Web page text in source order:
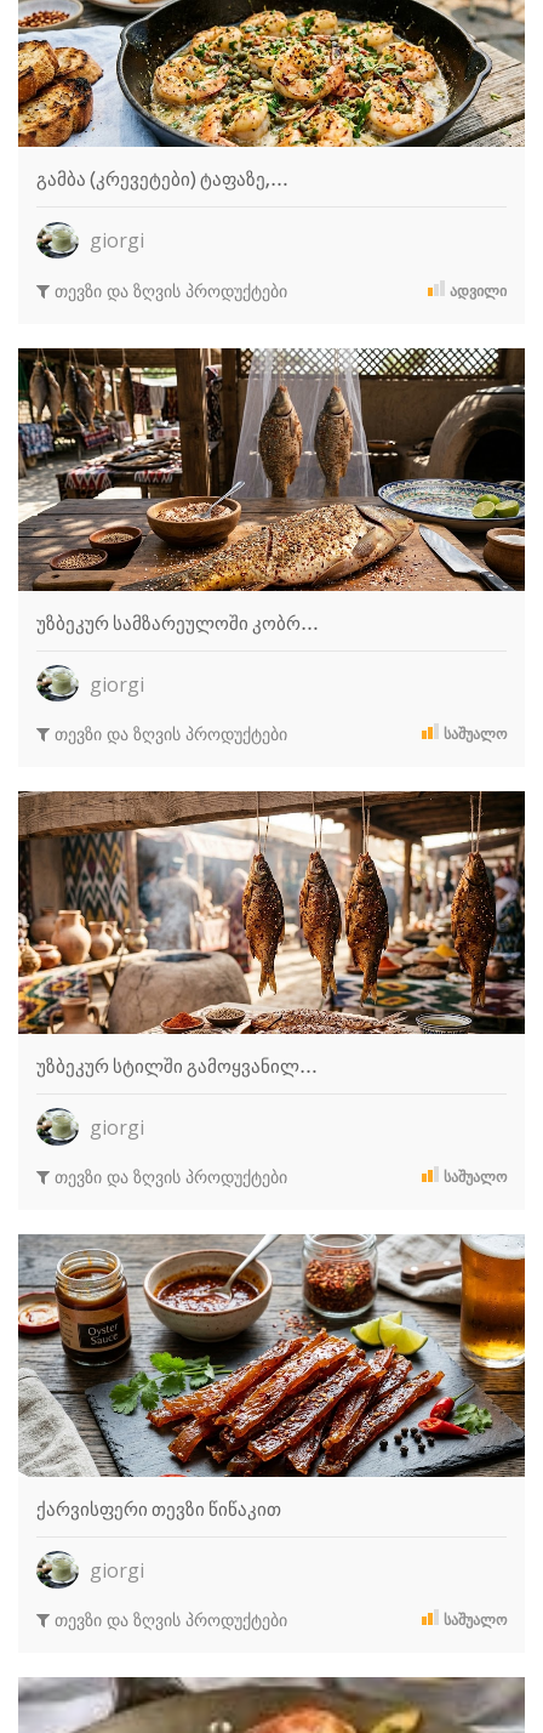
გამბა (კრევეტები) ტაფაზე,…
giorgi
თევზი და ზღვის პროდუქტები ᲐᲓᲕᲘᲚᲘ
უზბეკურ სამზარეულოში კობრ…
giorgi
თევზი და ზღვის პროდუქტები ᲡᲐᲨᲣᲐᲚᲝ
უზბეკურ სტილში გამოყვანილ…
giorgi
თევზი და ზღვის პროდუქტები ᲡᲐᲨᲣᲐᲚᲝ
ქარვისფერი თევზი წიწაკით
giorgi
თევზი და ზღვის პროდუქტები ᲡᲐᲨᲣᲐᲚᲝ